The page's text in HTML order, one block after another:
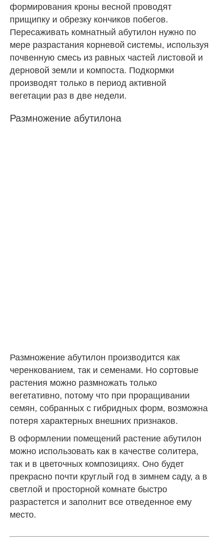
формирования кроны весной проводят
прищипку и обрезку кончиков побегов.
Пересаживать комнатный абутилон нужно по
мере разрастания корневой системы, используя
почвенную смесь из равных частей листовой и
дерновой земли и компоста. Подкормки
производят только в период активной
вегетации раз в две недели.
Размножение абутилона
Размножение абутилон производится как
черенкованием, так и семенами. Но сортовые
растения можно размножать только
вегетативно, потому что при проращивании
семян, собранных с гибридных форм, возможна
потеря характерных внешних признаков.
В оформлении помещений растение абутилон
можно использовать как в качестве солитера,
так и в цветочных композициях. Оно будет
прекрасно почти круглый год в зимнем саду, а в
светлой и просторной комнате быстро
разрастется и заполнит все отведенное ему
место.